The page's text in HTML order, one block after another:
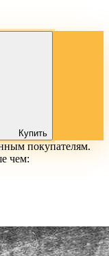
Купить
покупателям.
чем: